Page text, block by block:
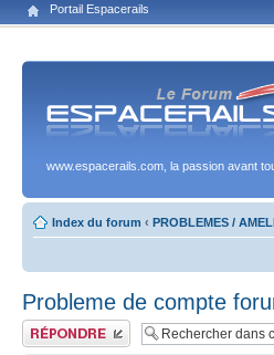
Portail Espacerails
www.espacerails.com, la passion avant
Index du forum ‹ PROBLEMES /
Probleme de compte
Publier une réponse